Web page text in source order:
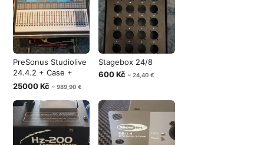
PreSonus Studiolive
24.4.2 + Case +
Software
25000 Kč ~ 989,90 €
Stagebox 24/8
600 Kč ~ 24,40 €